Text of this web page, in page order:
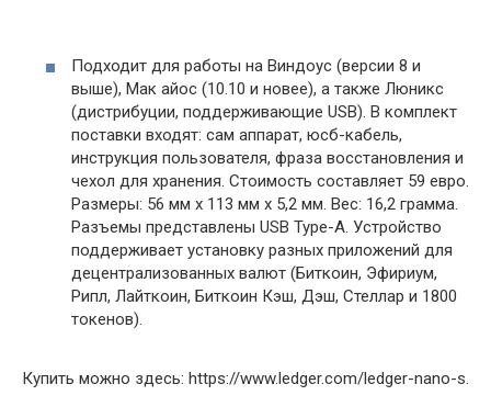
Подходит для работы на Виндоус (версии 8 и
выше), Мак айос (10.10 и новее), а также Люникс
(дистрибуции, поддерживающие USB). В комплект
поставки входят: сам аппарат, юсб-кабель,
инструкция пользователя, фраза восстановления и
чехол для хранения. Стоимость составляет 59 евро.
Размеры: 56 мм x 113 мм x 5,2 мм. Вес: 16,2 грамма.
Разъемы представлены USB Type-A. Устройство
поддерживает установку разных приложений для
децентрализованных валют (Биткоин, Эфириум,
Рипл, Лайткоин, Биткоин Кэш, Дэш, Стеллар и 1800
токенов).
Купить можно здесь: https://www.ledger.com/ledger-nano-s.